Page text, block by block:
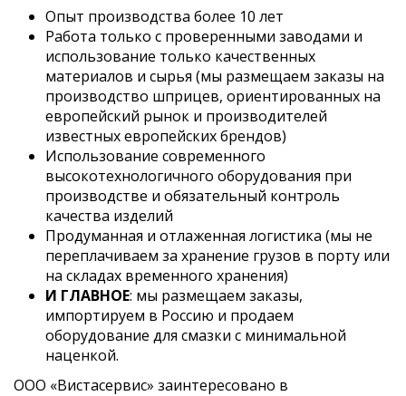
Опыт производства более 10 лет
Работа только с проверенными заводами и
использование только качественных
материалов и сырья (мы размещаем заказы на
производство шприцев, ориентированных на
европейский рынок и производителей
известных европейских брендов)
Использование современного
высокотехнологичного оборудования при
производстве и обязательный контроль
качества изделий
Продуманная и отлаженная логистика (мы не
переплачиваем за хранение грузов в порту или
на складах временного хранения)
И ГЛАВНОЕ: мы размещаем заказы,
импортируем в Россию и продаем
оборудование для смазки с минимальной
наценкой.
ООО «Вистасервис» заинтересовано в